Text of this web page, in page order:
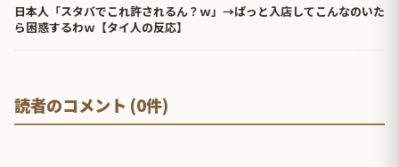
日本人「スタバでこれ許されるん？ｗ」→ぱっと入店してこんなのいた
ら困惑するわｗ【タイ人の反応】
読者のコメント (0件)